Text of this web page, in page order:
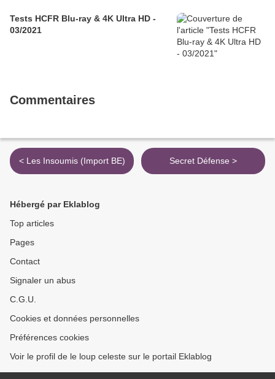
Tests HCFR Blu-ray & 4K Ultra HD -
03/2021
Commentaires
< Les Insoumis (Import BE) Secret Défense >
Hébergé par Eklablog
Top articles
Pages
Contact
Signaler un abus
C.G.U.
Cookies et données personnelles
Préférences cookies
Voir le profil de le loup celeste sur le portail Eklablog